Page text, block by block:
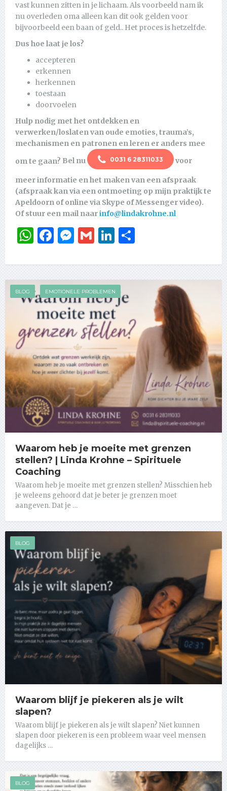
vast kunnen zitten in je lichaam. Als voorbeeld nam ik
nu overleden oma alleen kan dit ook gelden voor
bijvoorbeeld een baan of geld.. Het proces is hetzelfde.
Dus hoe laat je los?
accepteren
erkennen
herkennen
toestaan
doorvoelen
Hulp nodig met het ontdekken en
verwerken/loslaten van oude emoties, trauma’s,
mechanismen en patronen en leren er anders mee
om te gaan? Bel nu 0031 6 28311033 voor
meer informatie en het maken van een afspraak
(afspraak kan via een ontmoeting op mijn praktijk te
Apeldoorn of online via Skype of Messenger video).
Of stuur een mail naarinfo@lindakrohne.nl
WhatsApp
Facebook
Messenger
GmailLinkedIn
BLOG EMOTIONELE PROBLEMEN
Waarom heb je moeite met grenzen
stellen? | Linda Krohne – Spirituele
Coaching
Waarom heb je moeite met grenzen stellen? Misschien heb
je weleens gehoord dat je beter je grenzen moet
aangeven. Dat je …
BLOG
Waarom blijf je piekeren als je wilt
slapen?
Waarom blijf je piekeren als je wilt slapen? Niet kunnen
slapen door piekeren is een probleem waar veel mensen
dagelijks …
BLOG